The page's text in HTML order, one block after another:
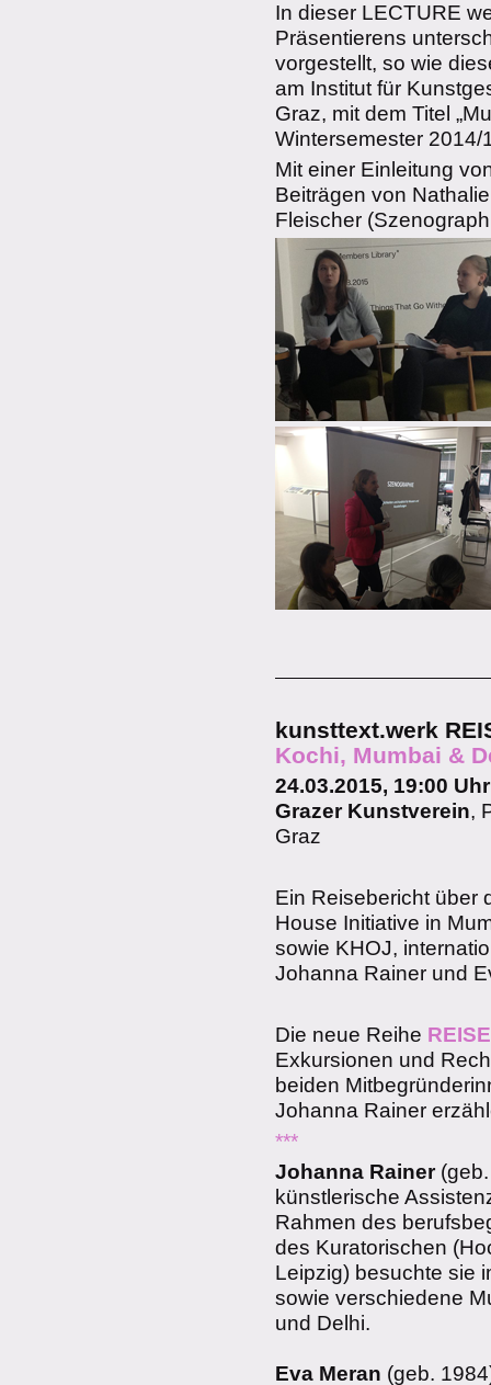
In dieser LECTURE
Präsentierens
vorgestellt, so wie
am Institut für
Graz, mit dem Titel
Wintersemester 2014/
Mit einer Einleitung
Beiträgen von
Fleischer
kunsttext.werk
Kochi, Mumbai &
24.03.2015, 19:00 Uhr
Grazer Kunstverein,
Graz
Ein Reisebericht über
House Initiative in
sowie KHOJ,
Johanna Rainer und
Die neue Reihe
Exkursionen und
beiden
Johanna Rainer
***
Johanna Rainer(geb.
künstlerische
Rahmen des
des Kuratorischen
Leipzig) besuchte sie
sowie verschiedene
und Delhi.
Eva Meran (geb.